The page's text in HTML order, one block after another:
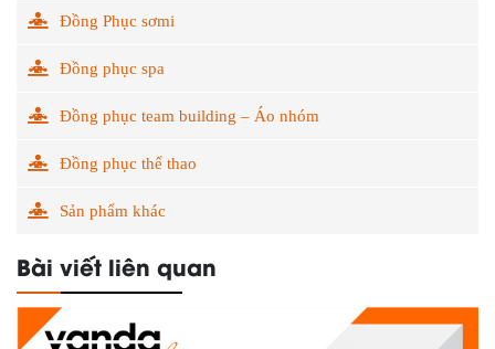
Đồng Phục sơmi
Đồng phục spa
Đồng phục team building – Áo nhóm
Đồng phục thể thao
Sản phẩm khác
Bài viết liên quan